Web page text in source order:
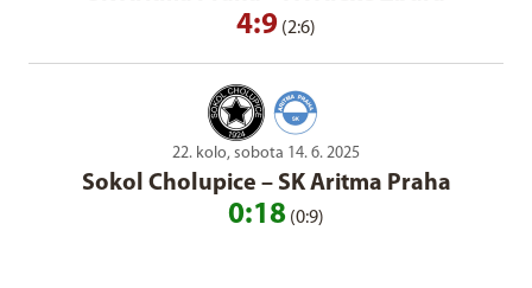
4:9 (2:6)
22. kolo, sobota 14. 6. 2025
Sokol Cholupice – SK Aritma Praha
0:18 (0:9)